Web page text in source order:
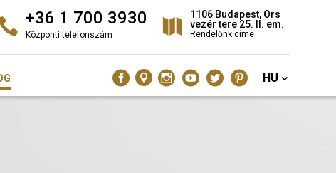
+36 1 700 3930
Központi telefonszám
1106 Budapest, Örs
vezér tere 25. II. em.
Rendelőnk címe
HU